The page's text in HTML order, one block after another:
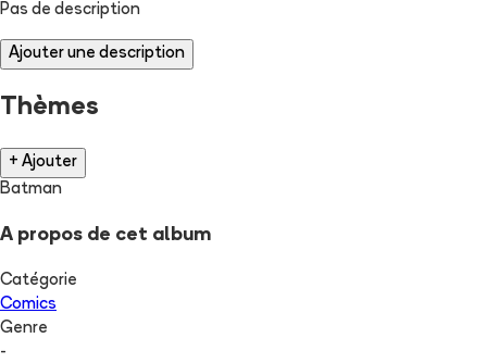
Pas de description
Ajouter une description
Thèmes
+ Ajouter
Batman
A propos de cet album
Catégorie
Comics
Genre
-